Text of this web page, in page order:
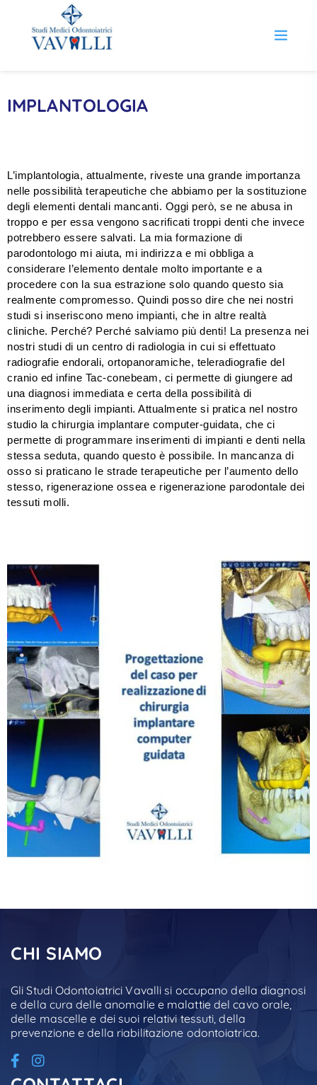
IMPLANTOLOGIA
L’implantologia, attualmente, riveste una grande importanza
nelle possibilità terapeutiche che abbiamo per la sostituzione
degli elementi dentali mancanti. Oggi però, se ne abusa in
troppo e per essa vengono sacrificati troppi denti che invece
potrebbero essere salvati. La mia formazione di
parodontologo mi aiuta, mi indirizza e mi obbliga a
considerare l’elemento dentale molto importante e a
procedere con la sua estrazione solo quando questo sia
realmente compromesso. Quindi posso dire che nei nostri
studi si inseriscono meno impianti, che in altre realtà
cliniche. Perché? Perché salviamo più denti! La presenza nei
nostri studi di un centro di radiologia in cui si effettuato
radiografie endorali, ortopanoramiche, teleradiografie del
cranio ed infine Tac-conebeam, ci permette di giungere ad
una diagnosi immediata e certa della possibilità di
inserimento degli impianti. Attualmente si pratica nel nostro
studio la chirurgia implantare computer-guidata, che ci
permette di programmare inserimenti di impianti e denti nella
stessa seduta, quando questo è possibile. In mancanza di
osso si praticano le strade terapeutiche per l’aumento dello
stesso, rigenerazione ossea e rigenerazione parodontale dei
tessuti molli.
CHI SIAMO
Gli Studi Odontoiatrici Vavalli si occupano della diagnosi
e della cura delle anomalie e malattie del cavo orale,
delle mascelle e dei suoi relativi tessuti, della
prevenzione e della riabilitazione odontoiatrica.